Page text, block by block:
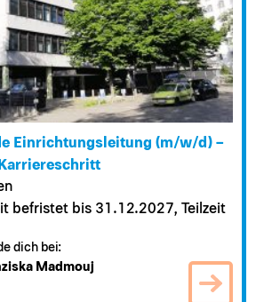
Einrichtungsleitung (m/w/d) –
befristet bis 31.12.2027, Teilzeit
dich bei:
Madmouj